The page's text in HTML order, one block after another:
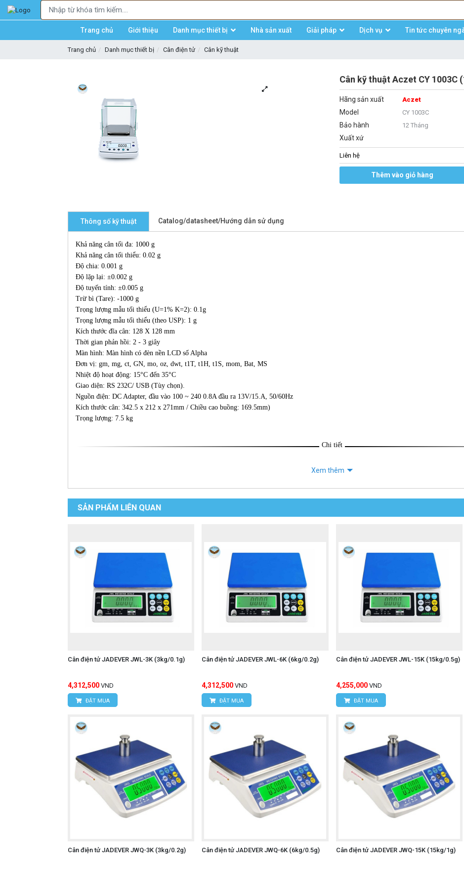
Trang chủ Giới thiệu Danh mục thiết bị Nhà sản xuất Giải pháp Dịch vụ Tin tức chuyên
Trang chủ Danh mục thiết bị Cân điện tử Cân kỹ thuật
Cân kỹ thuật Aczet CY 1003C
Hãng sản xuất Aczet
Model CY 1003C
Bảo hành 12 Tháng
Xuất xứ
Liên hệ
Thêm vào giỏ hàng
Thông số kỹ thuật Catalog/datasheet/Hướng dẫn sử dụng
Khả năng cân tối đa: 1000 g
Khả năng cân tối thiểu: 0.02 g
Độ chia: 0.001 g
Độ lặp lại: ±0.002 g
Độ tuyến tính: ±0.005 g
Trừ bì (Tare): -1000 g
Trọng lượng mẫu tối thiểu (U=1% K=2): 0.1g
Trọng lượng mẫu tối thiểu (theo USP): 1 g
Kích thước đĩa cân: 128 X 128 mm
Thời gian phản hồi: 2 - 3 giây
Màn hình: Màn hình có đèn nền LCD số Alpha
Đơn vị: gm, mg, ct, GN, mo, oz, dwt, t1T, t1H, t1S, mom, Bat, MS
Nhiệt độ hoạt động: 15°C đến 35°C
Giao diện: RS 232C/ USB (Tùy chọn).
Nguồn điện: DC Adapter, đầu vào 100 ~ 240 0.8A đầu ra 13V/15.A, 50/60Hz
Kích thước cân: 342.5 x 212 x 271mm / Chiều cao buồng: 169.5mm)
Trọng lượng: 7.5 kg
Chi tiết
Xem thêm
SẢN PHẨM LIÊN QUAN
Cân điện tử JADEVER JWL-3K (3kg/0.1g)
4,312,500 VND
ĐẶT MUA
Cân điện tử JADEVER JWL-6K (6kg/0.2g)
4,312,500 VND
ĐẶT MUA
Cân điện tử JADEVER JWL-15K (15kg/0.5g)
4,255,000 VND
ĐẶT MUA
Cân điện tử JADEVER JWQ-3K (3kg/0.2g) Cân điện tử JADEVER JWQ-6K (6kg/0.5g) Cân điện tử JADEVER JWQ-15K (15kg/1g)